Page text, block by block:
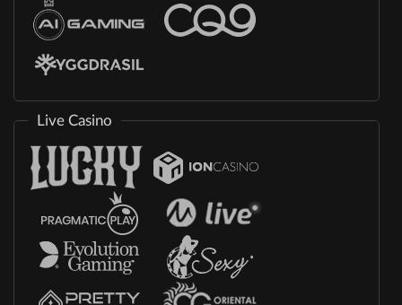
Live Casino